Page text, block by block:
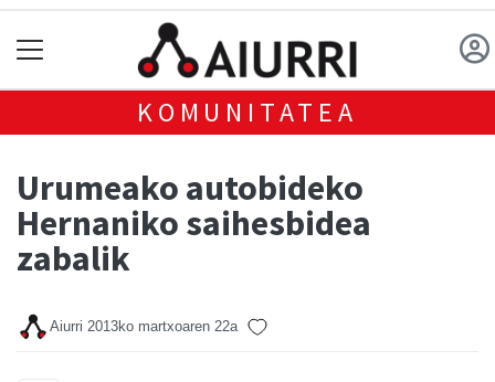
KOMUNITATEA
Urumeako autobideko
Hernaniko saihesbidea
zabalik
Aiurri 2013ko martxoaren 22a